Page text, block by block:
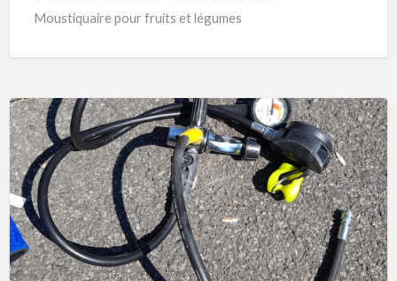
Moustiquaire pour fruits et légumes
Matos
de
plongée